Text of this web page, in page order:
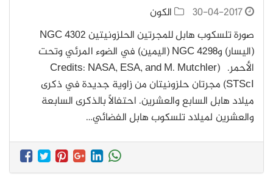
30-04-2017
الكون
صورة تلسكوب هابل للمجرتين الحلزونيتين NGC 4302
(اليسار) وNGC 4298 (اليمين) في الضوء المرئي وتحت
الأحمر. (Credits: NASA, ESA, and M. Mutchler
(STScI مجرتان حلزونيتان من زاوية جديدة في ذكرى
ميلاد هابل السابع والعشرين. احتفالاً بالذكرى السابعة
والعشرين لميلاد تلسكوب هابل الفضائي…